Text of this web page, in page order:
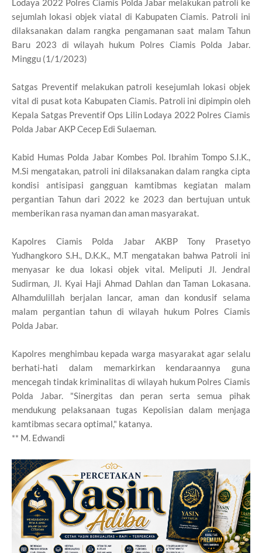
Lodaya 2022 Polres Ciamis Polda Jabar melakukan patroli ke
sejumlah lokasi objek viatal di Kabupaten Ciamis. Patroli ini
dilaksanakan dalam rangka pengamanan saat malam Tahun
Baru 2023 di wilayah hukum Polres Ciamis Polda Jabar.
Minggu (1/1/2023)
Satgas Preventif melakukan patroli kesejumlah lokasi objek
vital di pusat kota Kabupaten Ciamis. Patroli ini dipimpin oleh
Kepala Satgas Preventif Ops Lilin Lodaya 2022 Polres Ciamis
Polda Jabar AKP Cecep Edi Sulaeman.
Kabid Humas Polda Jabar Kombes Pol. Ibrahim Tompo S.I.K.,
M.Si mengatakan, patroli ini dilaksanakan dalam rangka cipta
kondisi antisipasi gangguan kamtibmas kegiatan malam
pergantian Tahun dari 2022 ke 2023 dan bertujuan untuk
memberikan rasa nyaman dan aman masyarakat.
Kapolres Ciamis Polda Jabar AKBP Tony Prasetyo
Yudhangkoro S.H., D.K.K., M.T mengatakan bahwa Patroli ini
menyasar ke dua lokasi objek vital. Meliputi Jl. Jendral
Sudirman, Jl. Kyai Haji Ahmad Dahlan dan Taman Lokasana.
Alhamdulillah berjalan lancar, aman dan kondusif selama
malam pergantian tahun di wilayah hukum Polres Ciamis
Polda Jabar.
Kapolres menghimbau kepada warga masyarakat agar selalu
berhati-hati dalam memarkirkan kendaraannya guna
mencegah tindak kriminalitas di wilayah hukum Polres Ciamis
Polda Jabar. "Sinergitas dan peran serta semua pihak
mendukung pelaksanaan tugas Kepolisian dalam menjaga
kamtibmas secara optimal," katanya.
** M. Edwandi